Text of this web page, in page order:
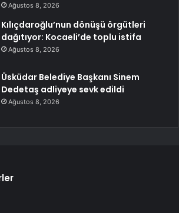
Ağustos 8, 2026
Kılıçdaroğlu’nun dönüşü örgütleri
dağıtıyor: Kocaeli’de toplu istifa
Ağustos 8, 2026
Üsküdar Belediye Başkanı Sinem
Dedetaş adliyeye sevk edildi
Ağustos 8, 2026